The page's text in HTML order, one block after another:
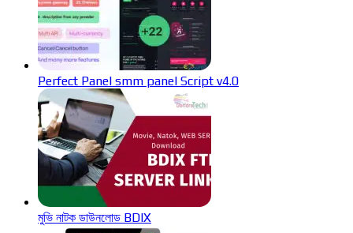
Perfect Panel smm panel Script v4.0
মুভি নাটক ডাউনলোড BDIX